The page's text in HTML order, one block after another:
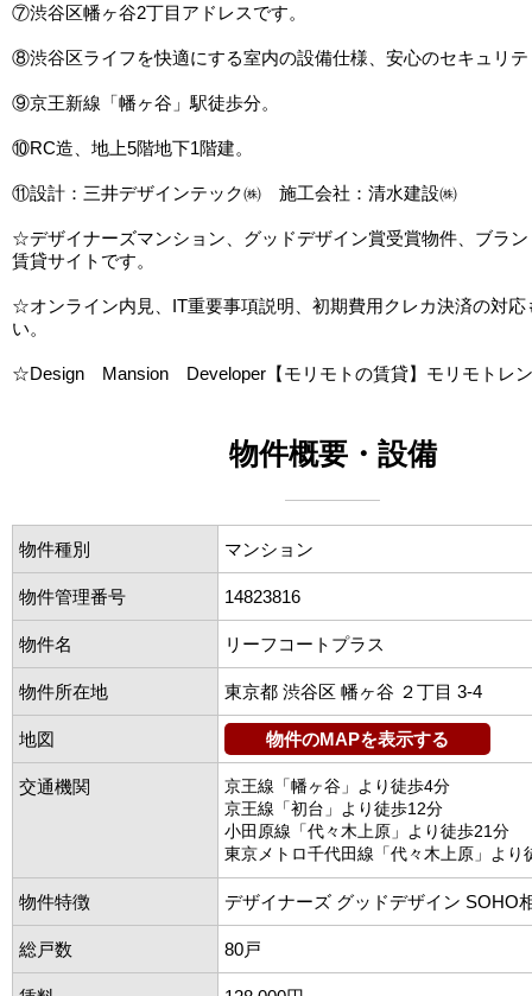
⑦渋谷区幡ヶ谷2丁目アドレスです。
⑧渋谷区ライフを快適にする室内の設備仕様、安心のセキュリテ
⑨京王新線「幡ヶ谷」駅徒歩分。
⑩RC造、地上5階地下1階建。
⑪設計：三井デザインテック㈱ 施工会社：清水建設㈱
☆デザイナーズマンション、グッドデザイン賞受賞物件、ブラ
賃貸サイトです。
☆オンライン内見、IT重要事項説明、初期費用クレカ決済の対応
い。
☆Design Mansion Developer【モリモトの賃貸】モリモトレ
物件概要・設備
物件種別 マンション
物件管理番号 14823816
物件名 リーフコートプラス
物件所在地 東京都 渋谷区 幡ヶ谷 ２丁目 3-4
地図 物件のMAPを表示する
交通機関
京王線「幡ヶ谷」より徒歩4分
京王線「初台」より徒歩12分
小田原線「代々木上原」より徒歩21分
東京メトロ千代田線「代々木上原」より
物件特徴 デザイナーズ グッドデザイン SOHO
総戸数 80戸